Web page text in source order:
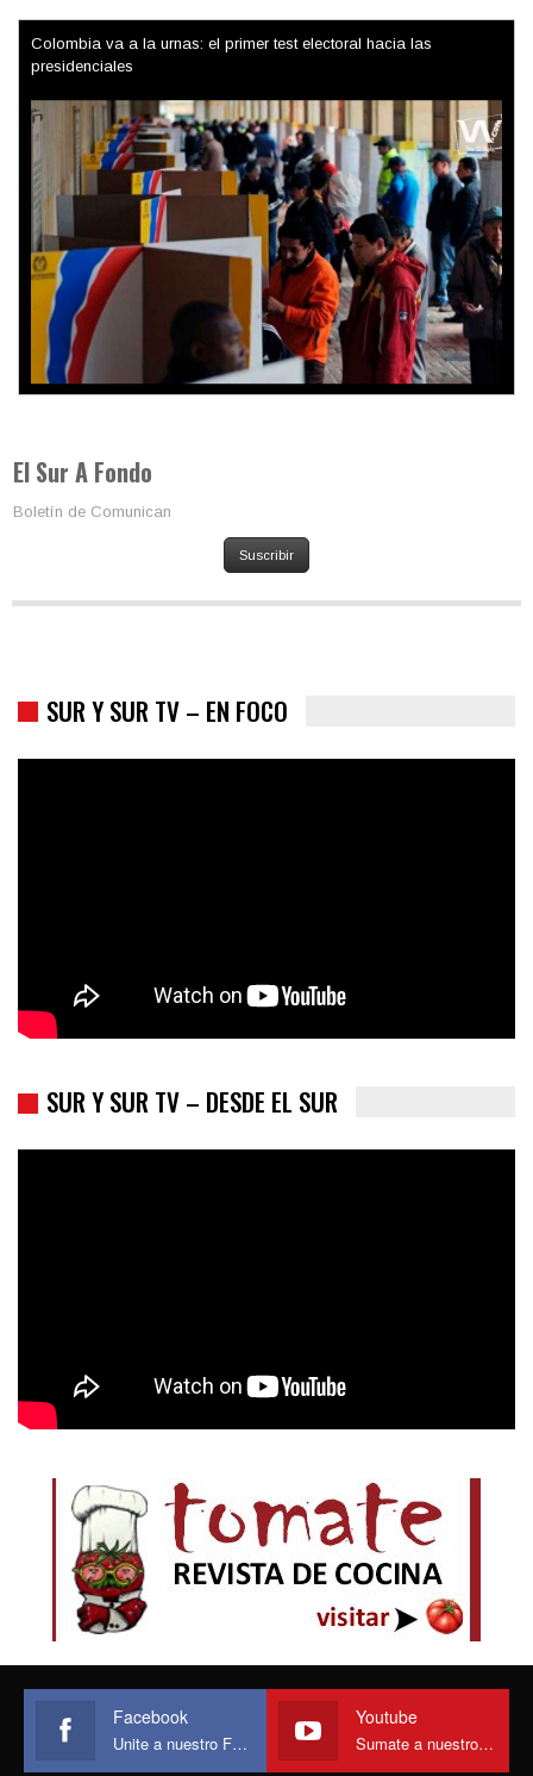
Colombia va a la urnas: el primer test electoral hacia las
presidenciales
El Sur A Fondo
Boletín de Comunican
Suscribir
SUR Y SUR TV – EN FOCO
SUR Y SUR TV – DESDE EL SUR
Facebook
Unite a nuestro Face
Youtube
Sumate a nuestro canal